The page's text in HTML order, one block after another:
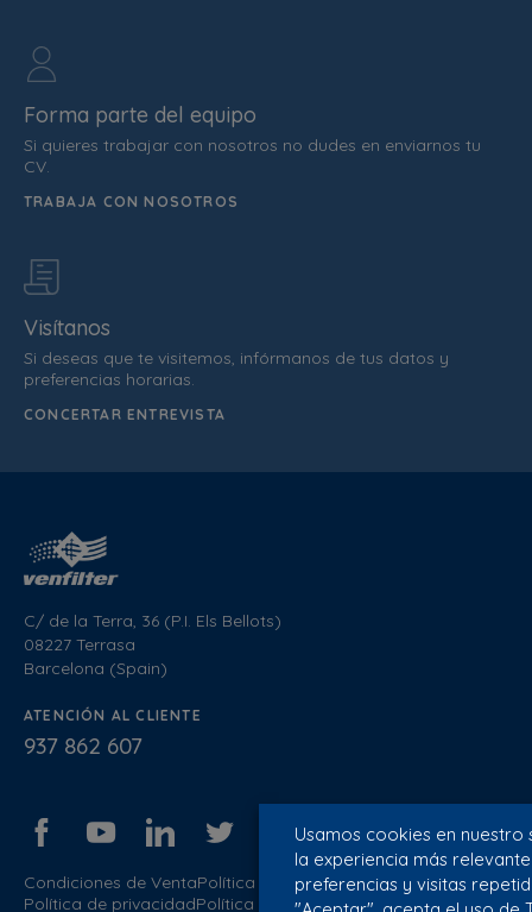
C/ de la Terra, 36 (P.I. Els Bellots)
08227 Terrasa
Barcelona (Spain)
ATENCIÓN AL CLIENTE
937 862 607
Condiciones de VentaPolítica de calidad
Política de privacidadPolítica de cookiesAviso LegalBlog
Forma parte del equipo
Si quieres trabajar con nosotros no dudes en enviarnos tu
CV.
TRABAJA CON NOSOTROS
Visítanos
Si deseas que te visitemos, infórmanos de tus datos y
preferencias horarias.
CONCERTAR ENTREVISTA
Usamos cookies en
la experiencia más
preferencias y visitas